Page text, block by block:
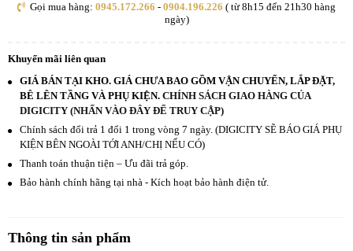
Gọi mua hàng: 0945.172.266 - 0904.196.226 ( từ 8h15 đến 21h30 hàng
ngày)
Khuyến mãi liên quan
GIÁ BÁN TẠI KHO. GIÁ CHƯA BAO GỒM VẬN CHUYỂN, LẮP ĐẶT,
BÊ LÊN TẦNG VÀ PHỤ KIỆN. CHÍNH SÁCH GIAO HÀNG CỦA
DIGICITY (NHẤN VÀO ĐÂY ĐỂ TRUY CẬP)
Chính sách đổi trả 1 đổi 1 trong vòng 7 ngày. (DIGICITY SẼ BÁO GIÁ PHỤ
KIỆN BÊN NGOÀI TỚI ANH/CHỊ NẾU CÓ)
Thanh toán thuận tiện – Ưu đãi trả góp.
Bảo hành chính hãng tại nhà - Kích hoạt bảo hành điện tử.
Thông tin sản phẩm